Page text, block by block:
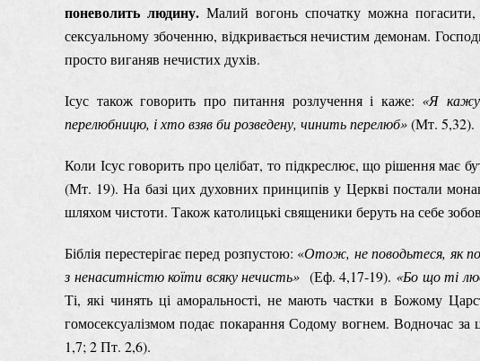
поневолить людину. Малий вогонь спочатку можна
сексуальному збоченню, відкривається нечистим демонам.
просто виганяв нечистих духів.
Ісус також говорить про питання розлучення і каже: «Я
перелюбницю, і хто взяв би розведену, чинить перелюб»(Мт. 5,32).
Коли Ісус говорить про целібат, то підкреслює, що рішення має
(Мт. 19). На базі цих духовних принципів у Церкві постали
шляхом чистоти. Також католицькі священики беруть на себе
Біблія перестерігає перед розпустою: «Отож, не поводьтеся, як
з ненаситністю коїти всяку нечисть» (Еф. 4,17-19). «Бо що ті
Ті, які чинять ці аморальності, не мають частки в Божому
гомосексуалізмом подає покарання Содому вогнем. Водночас
1,7; 2 Пт. 2,6).